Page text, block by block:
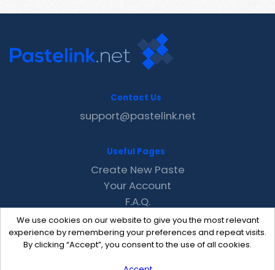
We use cookies on our website to give you the most relevant
experience by remembering your preferences and repeat visits.
By clicking “Accept”, you consent to the use of all cookies.
Contact Us
support@pastelink.net
Useful Pages
Create New Paste
Your Account
F.A.Q.
Recent
Contact